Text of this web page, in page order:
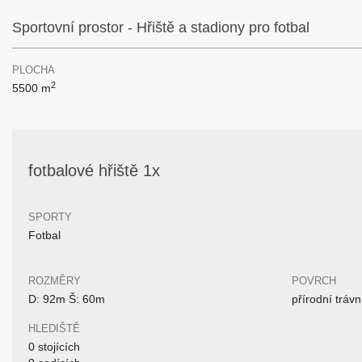
Sportovní prostor - Hřiště a stadiony pro fotbal
PLOCHA
5500 m2
fotbalové hřiště 1x
SPORTY
Fotbal
ROZMĚRY
D: 92m Š: 60m
HLEDIŠTĚ
0 stojících
POVRCH
přírodní